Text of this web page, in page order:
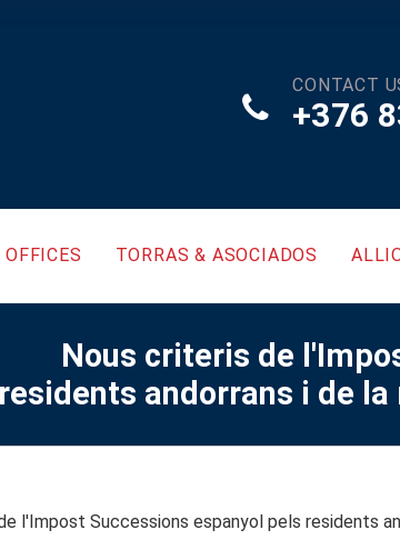
CONTACT
+376
OFFICES TORRAS & ASOCIADOS
Nous criteris de
andorrans i de
l'Impost Successions espanyol pels residents